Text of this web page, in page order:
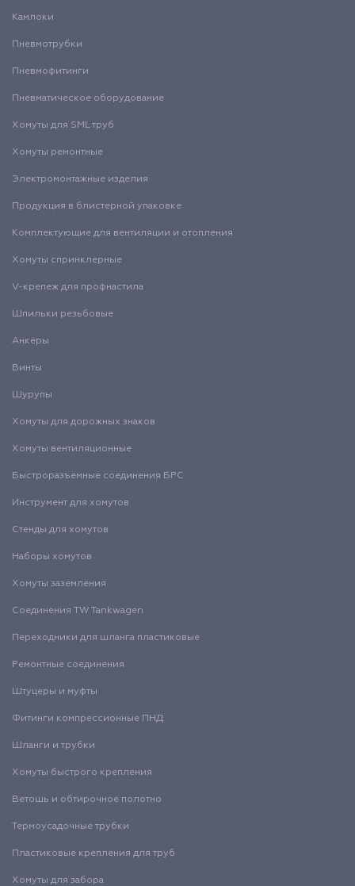
Камлоки
Пневмотрубки
Пневмофитинги
Пневматическое оборудование
Хомуты для SML труб
Хомуты ремонтные
Электромонтажные изделия
Продукция в блистерной упаковке
Комплектующие для вентиляции и отопления
Хомуты спринклерные
V-крепеж для профнастила
Шпильки резьбовые
Анкеры
Винты
Шурупы
Хомуты для дорожных знаков
Хомуты вентиляционные
Быстроразъемные соединения БРС
Инструмент для хомутов
Стенды для хомутов
Наборы хомутов
Хомуты заземления
Соединения TW Tankwagen
Переходники для шланга пластиковые
Ремонтные соединения
Штуцеры и муфты
Фитинги компрессионные ПНД
Шланги и трубки
Хомуты быстрого крепления
Ветошь и обтирочное полотно
Термоусадочные трубки
Пластиковые крепления для труб
Хомуты для забора